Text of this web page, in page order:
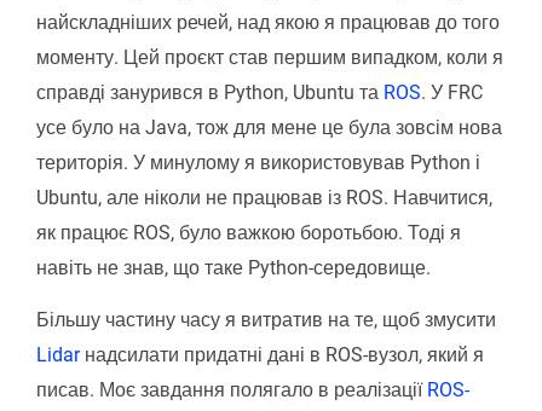
найскладніших речей, над якою я працював до того
моменту. Цей проєкт став першим випадком, коли я
справді занурився в Python, Ubuntu та ROS. У FRC
усе було на Java, тож для мене це була зовсім нова
територія. У минулому я використовував Python і
Ubuntu, але ніколи не працював із ROS. Навчитися,
як працює ROS, було важкою боротьбою. Тоді я
навіть не знав, що таке Python-середовище.
Більшу частину часу я витратив на те, щоб змусити
Lidarнадсилати придатні дані в ROS-вузол, який я
писав. Моє завдання полягало в реалізації ROS-